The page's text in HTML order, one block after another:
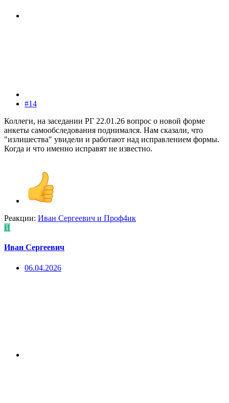
#14
Коллеги, на заседании РГ 22.01.26 вопрос о новой форме
анкеты самообследования поднимался. Нам сказали, что
"излишества" увидели и работают над исправлением формы.
Когда и что именно исправят не известно.
Реакции: Иван Сергеевич и Проф4ик
И
Иван Сергеевич
06.04.2026